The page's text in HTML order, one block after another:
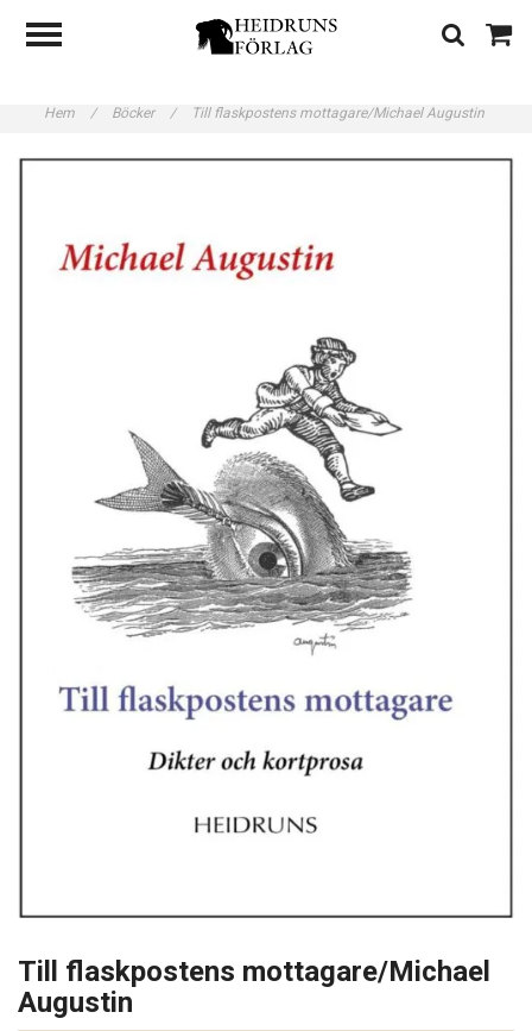
Hem / Böcker / Till flaskpostens mottagare/Michael Augustin
Till flaskpostens mottagare/Michael
Augustin